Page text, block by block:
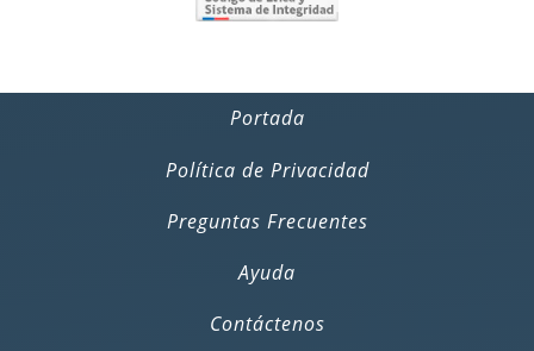
Portada
Política de Privacidad
Preguntas Frecuentes
Ayuda
Contáctenos